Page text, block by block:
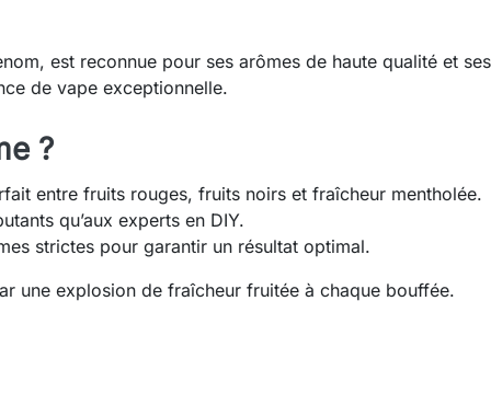
est reconnue pour ses arômes de haute qualité et
de vape exceptionnelle.
?
entre fruits rouges, fruits noirs et fraîcheur mentholée.
qu’aux experts en DIY.
strictes pour garantir un résultat optimal.
une explosion de fraîcheur fruitée à chaque bouffée.